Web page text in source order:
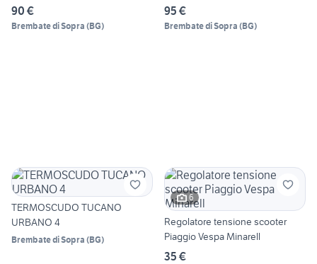
90 €
Brembate di Sopra (BG)
95 €
Brembate di Sopra (BG)
TERMOSCUDO TUCANO
URBANO 4
Brembate di Sopra (BG)
6
Regolatore tensione scooter
Piaggio Vespa Minarell
35 €